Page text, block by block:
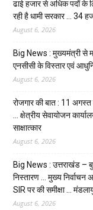
ढाई हजार से अधिक पदों के
रही है धामी सरकार … 34
August 6, 2026
Big News : मुख्यमंत्री से
एनसीसी के विस्तार एवं
August 6, 2026
रोजगार की बात : 11 अगस्त
… क्षेत्रीय सेवायोजन
साक्षात्कार
August 6, 2026
Big News : उत्तराखंड –
निस्तारण … मुख्य निर्वाचन
SIR पर की समीक्षा …
August 6, 2026